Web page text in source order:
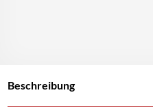
Beschreibung